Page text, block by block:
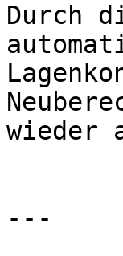
Durch
wieder
---